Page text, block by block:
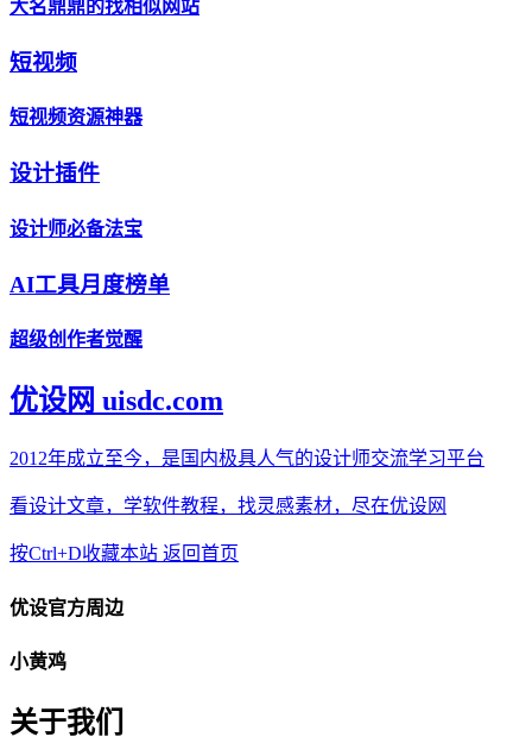
大名鼎鼎的找相似网站
短视频
短视频资源神器
设计插件
设计师必备法宝
AI工具月度榜单
超级创作者觉醒
优设网 uisdc.com
2012年成立至今，是国内极具人气的设计师交流学习平台
看设计文章，学软件教程，找灵感素材，尽在优设网
按Ctrl+D收藏本站 返回首页
优设官方周边
小黄鸡
关于我们